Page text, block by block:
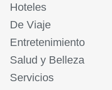
Hoteles
De Viaje
Entretenimiento
Salud y Belleza
Servicios